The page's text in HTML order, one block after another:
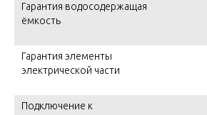
Гарантия водосодержащая
ёмкость
Гарантия элементы
электрической части
Подключение к